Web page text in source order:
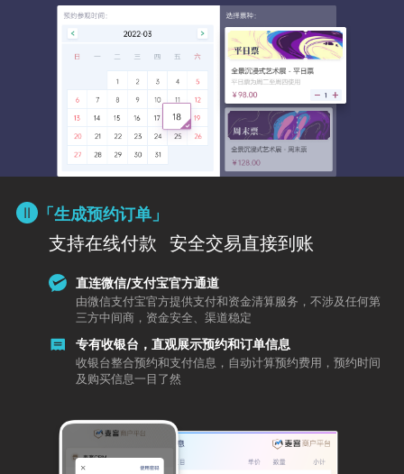
「生成预约订单」
支持在线付款 安全交易直接到账
直连微信/支付宝官方通道
由微信支付宝官方提供支付和资金清算服务，不涉及任何第
三方中间商，资金安全、渠道稳定
专有收银台，直观展示预约和订单信息
收银台整合预约和支付信息，自动计算预约费用，预约时间
及购买信息一目了然